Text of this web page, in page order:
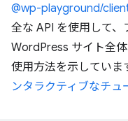
@wp-playground/
全な API を使用して
WordPress サイト全
使用方法を示していま
ンタラクティブなチュ